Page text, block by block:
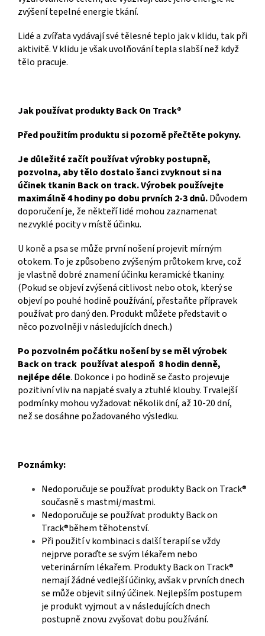
zvýšení tepelné energie tkání.
Lidé a zvířata vydávají své tělesné teplo jak v klidu, tak při
aktivitě. V klidu je však uvolňování tepla slabší než když
tělo pracuje.
Jak používat produkty Back On Track®
Před použitím produktu si pozorně přečtěte pokyny.
Je důležité začít používat výrobky postupně,
pozvolna, aby tělo dostalo šanci zvyknout si na
účinek tkanin Back on track. Výrobek používejte
maximálně 4 hodiny po dobu prvních 2-3 dnů.Důvodem
doporučení je, že někteří lidé mohou zaznamenat
nezvyklé pocity v místě účinku.
U koně a psa se může první nošení projevit mírným
otokem. To je způsobeno zvýšeným průtokem krve, což
je vlastně dobré znamení účinku keramické tkaniny.
(Pokud se objeví zvýšená citlivost nebo otok, který se
objeví po pouhé hodině používání, přestaňte přípravek
používat pro daný den. Produkt můžete představit o
něco pozvolněji v následujících dnech.)
Po pozvolném počátku nošení by se měl výrobek
Back on track používat alespoň 8 hodin denně,
nejlépe déle. Dokonce i po hodině se často projevuje
pozitivní vliv na napjaté svaly a ztuhlé klouby. Trvalejší
podmínky mohou vyžadovat několik dní, až 10-20 dní,
než se dosáhne požadovaného výsledku.
Poznámky:
Nedoporučuje se používat produkty Back on Track®
současně s mastmi/mastmi.
Nedoporučuje se používat produkty Back on
Track®během těhotenství.
Při použití v kombinaci s další terapií se vždy
nejprve poraďte se svým lékařem nebo
veterinárním lékařem. Produkty Back on Track®
nemají žádné vedlejší účinky, avšak v prvních dnech
se může objevit silný účinek. Nejlepším postupem
je produkt vyjmout a v následujících dnech
postupně znovu zvyšovat dobu používání.